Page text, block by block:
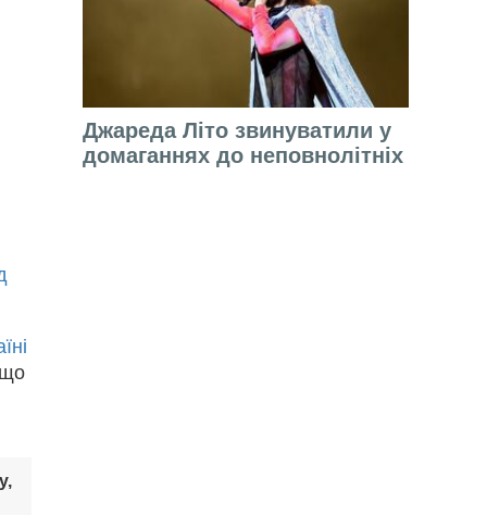
Джареда Літо звинуватили у
домаганнях до неповнолітніх
що